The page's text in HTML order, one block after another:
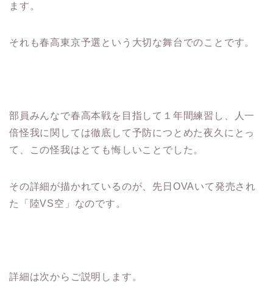
ます。
それも春高東京予選という大切な舞台でのことです。
部員みんなで春高本戦を目指して１年間練習し、人一
倍怪我に関しては徹底して予防につとめた夜久にとっ
て、この怪我はとても悔しいことでした。
その詳細が描かれているのが、先日OVAいて発売され
た「陸VS空」なのです。
詳細は次からご説明します。